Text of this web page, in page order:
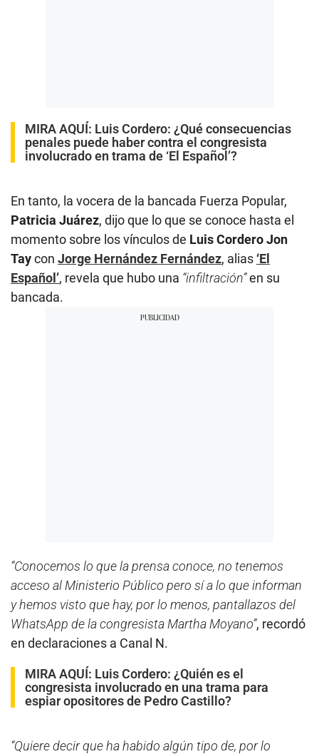
MIRA AQUÍ: Luis Cordero: ¿Qué consecuencias
penales puede haber contra el congresista
involucrado en trama de ‘El Español’?
En tanto, la vocera de la bancada Fuerza Popular,
Patricia Juárez, dijo que lo que se conoce hasta el
momento sobre los vínculos de Luis Cordero Jon
Taycon Jorge Hernández Fernández, alias ‘El
Español’, revela que hubo una “infiltración”en su
bancada.
“Conocemos lo que la prensa conoce, no tenemos
acceso al Ministerio Público pero sí a lo que informan
y hemos visto que hay, por lo menos, pantallazos del
WhatsApp de la congresista Martha Moyano”, recordó
en declaraciones a Canal N.
MIRA AQUÍ: Luis Cordero: ¿Quién es el
congresista involucrado en una trama para
espiar opositores de Pedro Castillo?
“Quiere decir que ha habido algún tipo de, por lo